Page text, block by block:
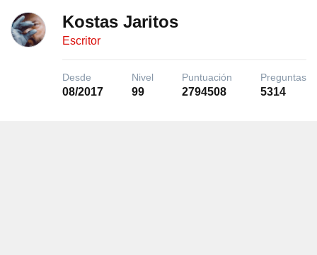
Kostas Jaritos
Escritor
Desde
08/2017
Nivel
99
Puntuación
2794508
Preguntas
5314